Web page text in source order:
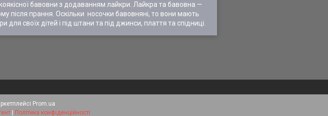
бавовни з додаванням лайкри. Лайкра та бавовна —
після прання. Оскільки носочки бавовняні, то вони мають
для своїх дітей і під штани та під джинси, плаття та спідниці.
Prom.ua
Політика конфіденційності